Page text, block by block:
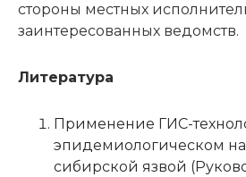
стороны местных
заинтересованных ведомств.
Литература
Применение ГИС-
эпидемиологическом
сибирской язвой